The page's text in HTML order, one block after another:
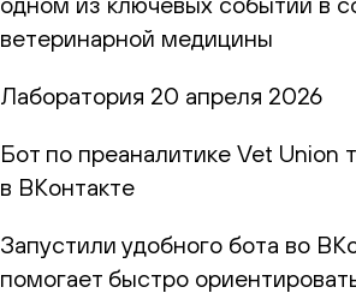
ветеринарной медицины
Лаборатория 20 апреля 2026
Бот по преаналитике Vet Union
в ВКонтакте
Запустили удобного бота во
помогает быстро